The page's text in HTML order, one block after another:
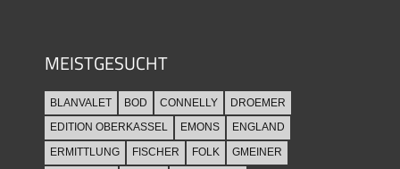
MEISTGESUCHT
BLANVALET BOD CONNELLY
DROEMER
EDITION OBERKASSEL
EMONS
ENGLAND
ERMITTLUNG
FISCHER FOLK
GMEINER